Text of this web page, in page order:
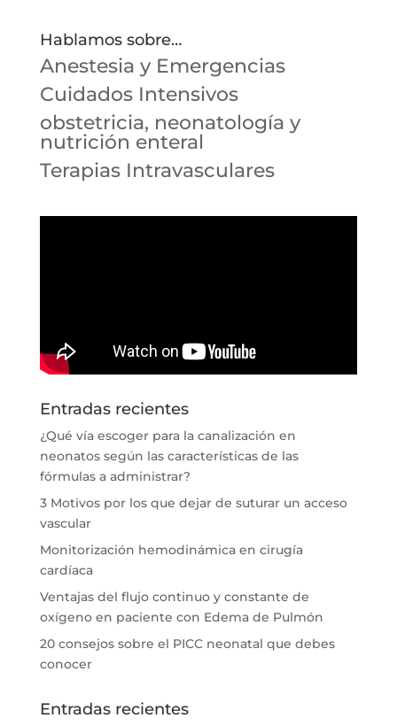
Hablamos sobre…
Anestesia y Emergencias
Cuidados Intensivos
obstetricia, neonatología y
nutrición enteral
Terapias Intravasculares
Entradas recientes
¿Qué vía escoger para la canalización en
neonatos según las características de las
fórmulas a administrar?
3 Motivos por los que dejar de suturar un acceso
vascular
Monitorización hemodinámica en cirugía
cardíaca
Ventajas del flujo continuo y constante de
oxígeno en paciente con Edema de Pulmón
20 consejos sobre el PICC neonatal que debes
conocer
Entradas recientes